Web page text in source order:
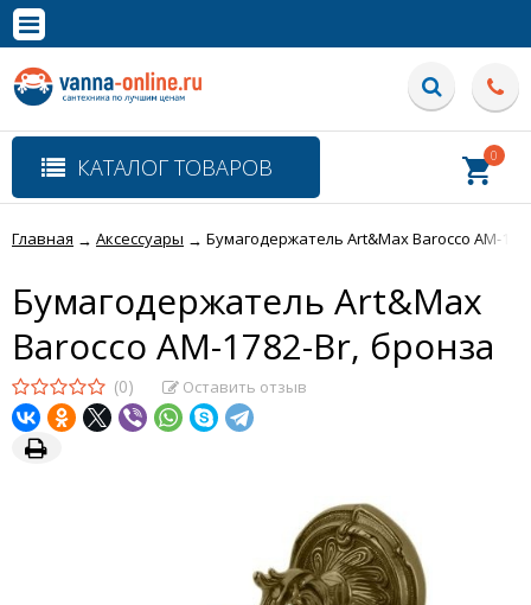
Полная версия сайта
КАТАЛОГ ТОВАРОВ 0
Главная → Аксессуары → Бумагодержатель Art&Max Barocco AM-
Бумагодержатель Art&Max
Barocco AM-1782-Br, бронза
(0) Оставить отзыв